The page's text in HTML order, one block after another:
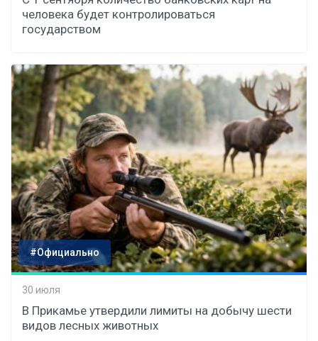
человека будет контролироваться
государством
#Официально
30 июля
В Прикамье утвердили лимиты на добычу шести
видов лесных животных